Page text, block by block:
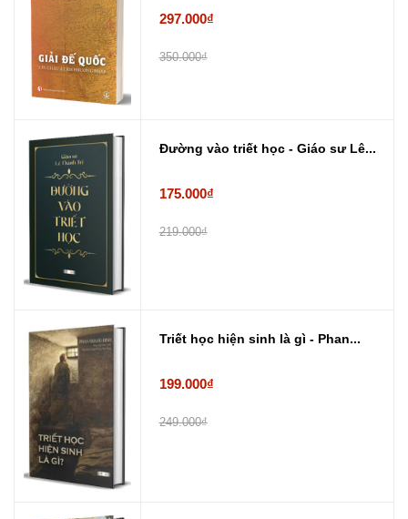
297.000₫
350.000₫
Đường vào triết học - Giáo sư Lê...
175.000₫
219.000₫
Triết học hiện sinh là gì - Phan...
199.000₫
249.000₫